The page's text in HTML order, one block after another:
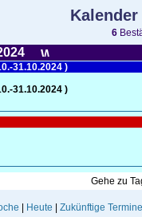
6
31.10.2024 )
31.10.2024 )
Gehe zu
Heute Zukünftige Termine